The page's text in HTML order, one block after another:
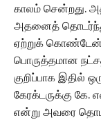
காலம் சென்றது.‌
அதனைத்
ஏற்றுக் கொண்டேன்.
பொருத்தமான
குறிப்பாக இதில்
கேரக்டருக்கு கே.
என்று அவரை